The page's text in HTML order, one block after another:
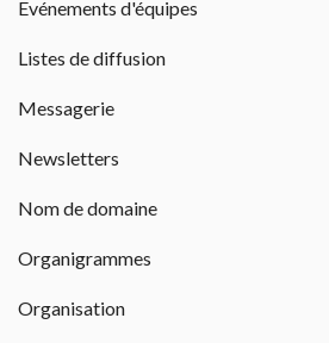
Evénements d'équipes
Listes de diffusion
Messagerie
Newsletters
Nom de domaine
Organigrammes
Organisation